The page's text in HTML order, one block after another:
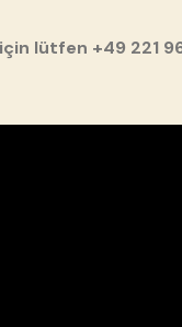
lütfen +49 221